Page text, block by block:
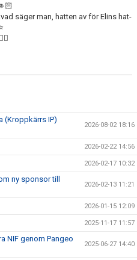
säger man, hatten av för Elins hat-
(Kroppkärrs IP)
2026-08-02 18:16
2026-02-22 14:56
2026-02-17 10:32
ny sponsor till
2026-02-13 11:21
2026-01-15 12:09
2025-11-17 11:57
NIF genom Pangeo
2025-06-27 14:40